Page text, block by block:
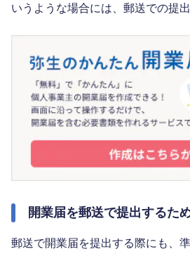
いうような場合には、郵送での提出
開業届を郵送で提出するた
郵送で開業届を提出する際にも、